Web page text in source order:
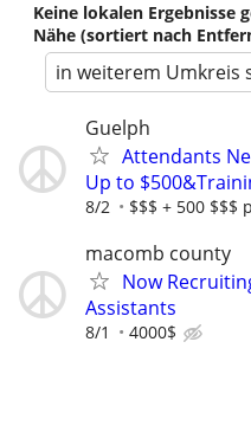
Keine lokalen Ergebnisse
Nähe (sortiert nach
in weiterem Umkreis
Guelph
Attendants
Up to
8/2 $$$ + 500 $$$
macomb county
Now
Assistants
8/1 4000$